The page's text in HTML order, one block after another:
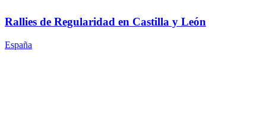
Rallies de Regularidad en Castilla y León
España